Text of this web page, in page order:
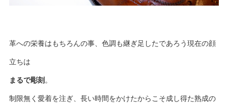
革への栄養はもちろんの事、色調も継ぎ足したであろう現在の顔
立ちは
まるで彫刻。
制限無く愛着を注ぎ、長い時間をかけたからこそ成し得た熟成の